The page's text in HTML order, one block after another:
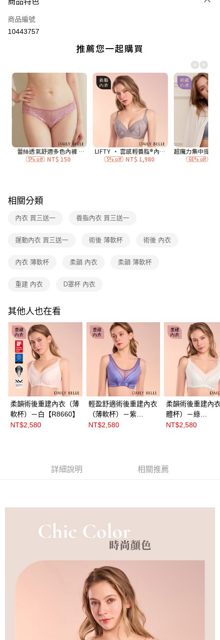
台灣樂天信用卡公司
運送方式
全家付款取貨
每筆NT$70，滿NT$3,000(含以上)免運費
7-11付款取貨
每筆NT$70，滿NT$3,000(含以上)免運費
付款後7-11取貨
每筆NT$70，滿NT$3,000(含以上)免運費
宅配
每筆NT$120，滿NT$3,000(含以上)免運費
海外
商品編號
10443757
相關分類
內衣 買三送一 養脂內衣 買三送一
運動內衣 買三送一 術後 薄軟杯 術後 內衣
內衣 薄軟杯 柔韻 內衣 柔韻 薄軟杯
重建 內衣 D罩杯 內衣
其他人也在看
柔韻術後重建內衣（薄
軟杯）－白【R8660】
NT$2,580
輕盈舒適術後重建內衣
（薄軟杯）－紫
【R8632】
NT$2,580
柔韻術後重建內
體杯）－綠
【R86601】
NT$2,580
詳細說明 相關推薦